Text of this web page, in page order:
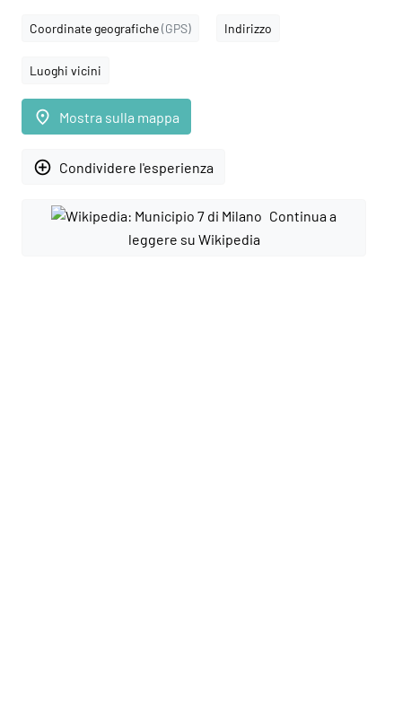
Coordinate geografiche(GPS) Indirizzo
Luoghi vicini
place Mostra sulla mappa
add_circle_outline Condividere l'esperienza
Continua a
leggere su Wikipedia